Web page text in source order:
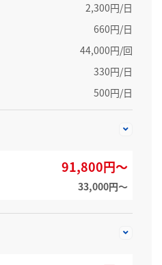
2,300円/日
660円/日
44,000円/回
330円/日
500円/日
91,800円～
33,000円〜